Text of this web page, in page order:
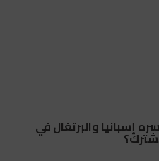
قد تخسره إسبانيا والبرتغال في